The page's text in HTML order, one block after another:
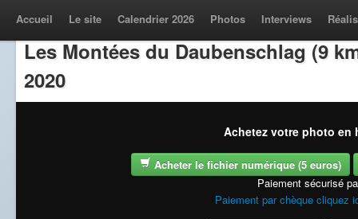
Accueil Le site Calendrier 2026 Photos Interviews
Les Montées du Daubenschlag (9
2020
Achetez votre photo en
Acheter le fichier numérique (5 euros)
Paiement sécurisé
Paiement par chèque cliquez